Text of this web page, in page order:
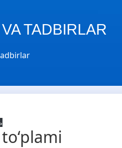
TADBIRLAR